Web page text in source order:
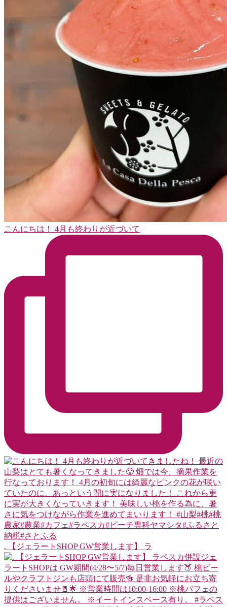
こんにちは！ 4月も終わりが近づいて
. 【ジェラートSHOP GW営業します】 ラ